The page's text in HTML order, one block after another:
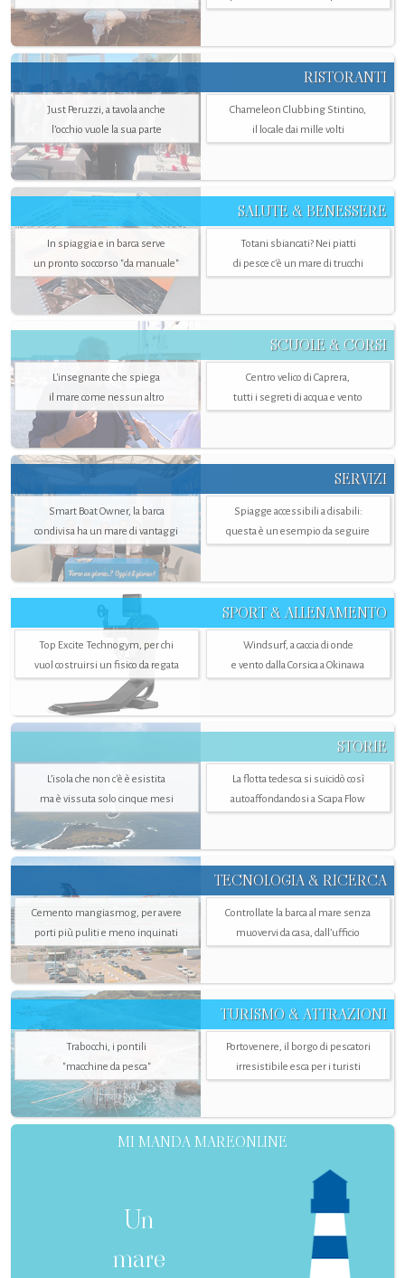
RISTORANTI
Just Peruzzi, a tavola anche
l’occhio vuole la sua parte
Chameleon Clubbing Stintino,
il locale dai mille volti
SALUTE & BENESSERE
In spiaggia e in barca serve
un pronto soccorso "da manuale"
Totani sbiancati? Nei piatti
di pesce c'è un mare di trucchi
SCUOLE & CORSI
L'insegnante che spiega
il mare come nessun altro
Centro velico di Caprera,
tutti i segreti di acqua e vento
SERVIZI
Smart Boat Owner, la barca
condivisa ha un mare di vantaggi
Spiagge accessibili a disabili:
questa è un esempio da seguire
SPORT & ALLENAMENTO
Top Excite Technogym, per chi
vuol costruirsi un fisico da regata
Windsurf, a caccia di onde
e vento dalla Corsica a Okinawa
STORIE
L’isola che non c'è è esistita
ma è vissuta solo cinque mesi
La flotta tedesca si suicidò così
autoaffondandosi a Scapa Flow
TECNOLOGIA & RICERCA
Cemento mangiasmog, per avere
porti più puliti e meno inquinati
Controllate la barca al mare senza
muovervi da casa, dall’ufficio
TURISMO & ATTRAZIONI
Trabocchi, i pontili
"macchine da pesca"
Portovenere, il borgo di pescatori
irresistibile esca per i turisti
MI MANDA MAREONLINE
Un
mare